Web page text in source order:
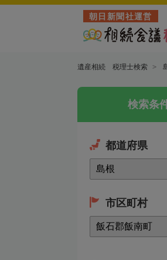
朝日新聞社運営
遺産相続 税理士検索
検索条
都道府県
市区町村